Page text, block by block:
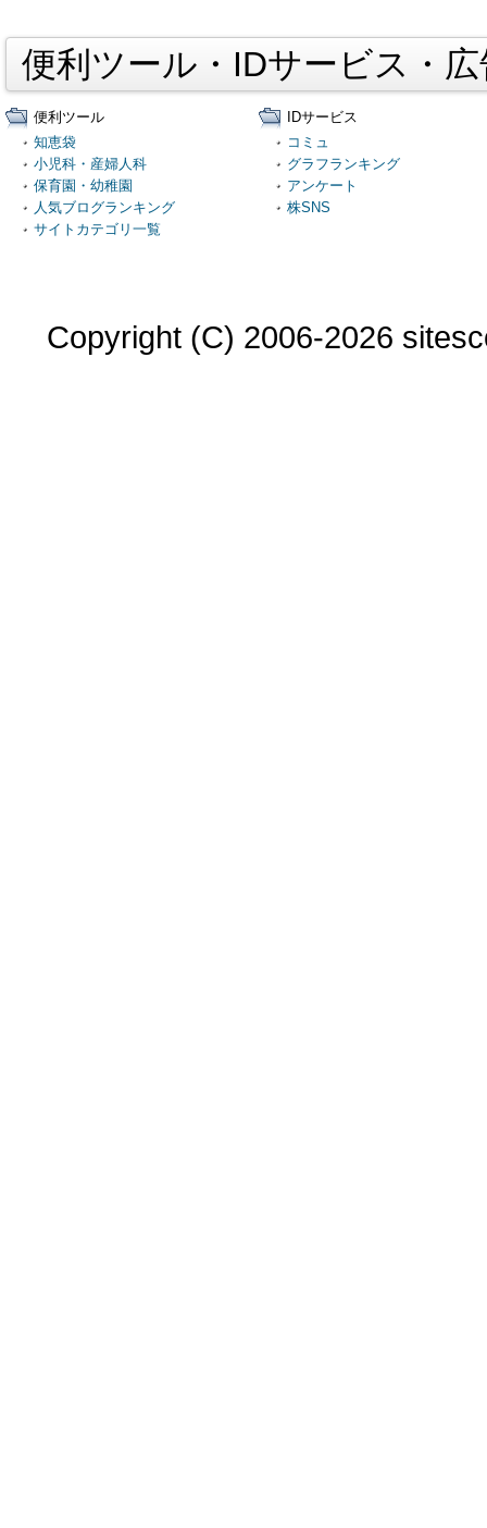
便利ツール・IDサービス・
便利ツール
知恵袋
小児科・産婦人科
保育園・幼稚園
人気ブログランキング
サイトカテゴリ一覧
IDサービス
コミュ
グラフランキング
アンケート
株SNS
Copyright (C) 2006-2026